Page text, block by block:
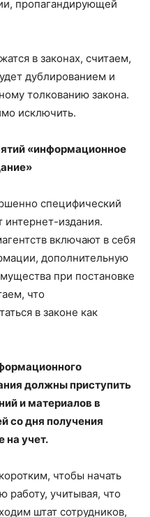
пропагандирующей
в законах, считаем,
дублированием и
толкованию закона.
исключить.
«информационное
специфический
издания.
включают в себя
дополнительную
при постановке
что
в законе как
должны приступить
и материалов в
со дня получения
на учет.
чтобы начать
работу, учитывая, что
штат сотрудников,